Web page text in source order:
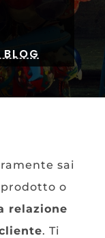
BLOG
sai
o
relazione
. Ti